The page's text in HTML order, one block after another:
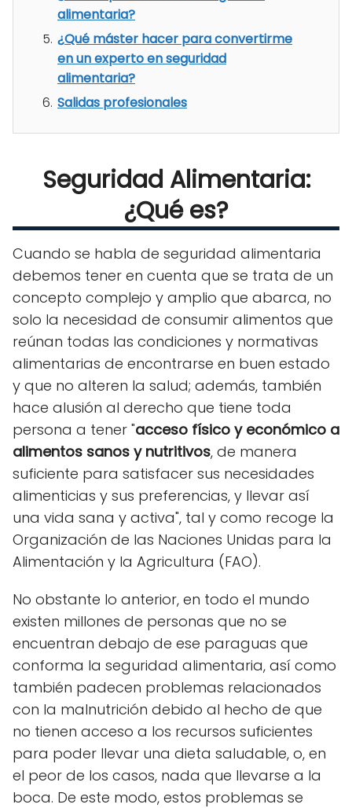
alimentaria?
¿Qué máster hacer para convertirme
en un experto en seguridad
alimentaria?
Salidas profesionales
Seguridad Alimentaria:
¿Qué es?
Cuando se habla de seguridad alimentaria
debemos tener en cuenta que se trata de un
concepto complejo y amplio que abarca, no
solo la necesidad de consumir alimentos que
reúnan todas las condiciones y normativas
alimentarias de encontrarse en buen estado
y que no alteren la salud; además, también
hace alusión al derecho que tiene toda
persona a tener "acceso físico y económico a
alimentos sanos y nutritivos, de manera
suficiente para satisfacer sus necesidades
alimenticias y sus preferencias, y llevar así
una vida sana y activa", tal y como recoge la
Organización de las Naciones Unidas para la
Alimentación y la Agricultura (FAO).
No obstante lo anterior, en todo el mundo
existen millones de personas que no se
encuentran debajo de ese paraguas que
conforma la seguridad alimentaria, así como
también padecen problemas relacionados
con la malnutrición debido al hecho de que
no tienen acceso a los recursos suficientes
para poder llevar una dieta saludable, o, en
el peor de los casos, nada que llevarse a la
boca. De este modo, estos problemas se